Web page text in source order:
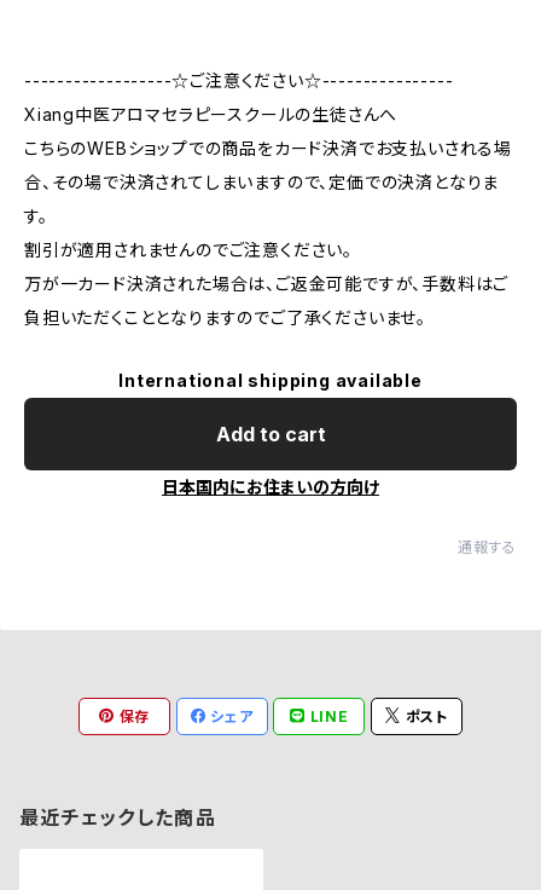
------------------☆ご注意ください☆----------------
Xiang中医アロマセラピースクールの生徒さんへ
こちらのWEBショップでの商品をカード決済でお支払いされる場
合、その場で決済されてしまいますので、定価での決済となりま
す。
割引が適用されませんのでご注意ください。
万が一カード決済された場合は、ご返金可能ですが、手数料はご
負担いただくこととなりますのでご了承くださいませ。
International shipping available
Add to cart
日本国内にお住まいの方向け
通報する
保存 シェア LINE ポスト
最近チェックした商品